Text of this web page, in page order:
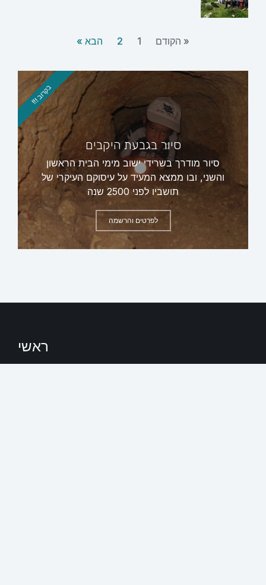
« הקודם 1
2 הבא »
סיור בגבעת היקבים
סיור מודרך בשרידי ישוב מימי הבית הראשון
והשני, ובו ממצא המעיד על עיסוקם העיקרי של
תושביו לפני 2500 שנה
לפרטים והרשמה
בקרוב !!!
ראשי
אודות